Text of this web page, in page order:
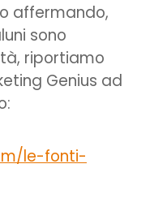
affermando,
sono
riportiamo
Genius ad
le-fonti-